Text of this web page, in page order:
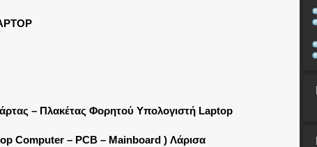
– Πλακέτας Φορητού Υπολογιστή Laptop
Computer – PCB – Mainboard ) Λάρισα